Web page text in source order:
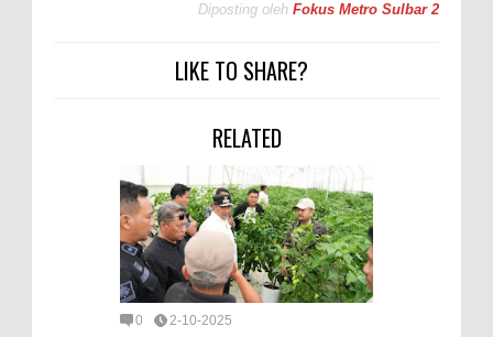
Diposting oleh Fokus Metro Sulbar 2
LIKE TO SHARE?
RELATED
0 2-10-2025